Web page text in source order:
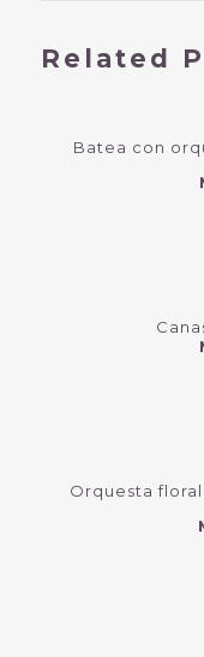
Related
Batea con
Orquesta